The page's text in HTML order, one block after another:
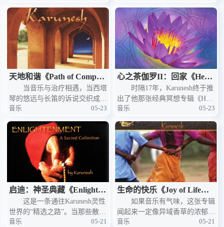
unesh于2016年8月推出他的全新
专辑《Sun Within》（心中的太
阳）时，这句话便成了
彩）。这张专辑捕捉了魔幻而神
奇的印度风情，用音乐描绘出一
幅充满香料气
天地和谐《Path of Compass
ion》——Karunesh的疗愈
精选
当音乐与治疗相遇，当西塔
琴的悠远与长笛的诉说交织成一
曲抚慰心灵的旋律，Karunesh用
摩与一切心灵养护艺术的深情致
敬。《Path of Compa
音乐 05-23
心之茶伽罗II：回家《Heart
Chakra Meditation II: Comi
ng Home》——Karunesh的
归心之旅
时隔17年，Karunesh终于推
出了他那张经典冥想专辑《Hear
t Chakra Meditation》的续作
I: C
音乐 05-23
启迪：神圣典藏《Enlighten
ment: A Sacred Collection》
——Karunesh的灵性精粹
这是一条通往Karunesh灵性
世界的“精选之路”。当那些散落
在多张专辑中的动人旋律被精心
音乐 05-21
生命的快乐《Joy of Life》
——Karunesh的生命欢歌
如果音乐有气味，这张专辑
闻起来一定像异域香草的浓郁芬
芳。2006年，Karunesh在这一年
音乐 05-21